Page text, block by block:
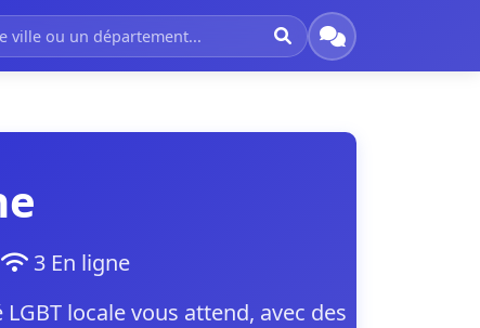
3 En ligne
locale vous attend, avec des